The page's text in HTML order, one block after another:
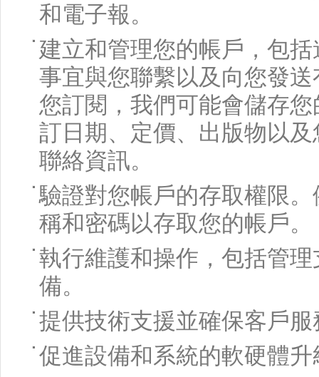
和電子報。
建立和管理您的帳戶，包
事宜與您聯繫以及向您發
您訂閱，我們可能會儲存
訂日期、定價、出版物以
聯絡資訊。
驗證對您帳戶的存取權限
稱和密碼以存取您的帳戶。
執行維護和操作，包括管
備。
提供技術支援並確保客戶
促進設備和系統的軟硬體升